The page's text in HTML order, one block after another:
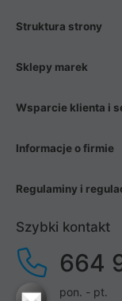
Struktura strony
Sklepy marek
Wsparcie klienta i
Informacje o firmie
Regulaminy i
Szybki kontakt
664
pon. - pt.